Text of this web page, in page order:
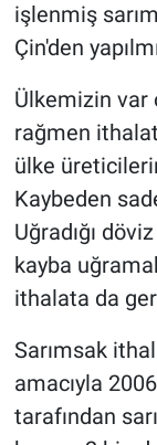
işlenmiş
Çin'den
Ülkemizin var
rağmen
ülke
Kaybeden
Uğradığı
kayba
ithalata da
Sarımsak
amacıyla
tarafından